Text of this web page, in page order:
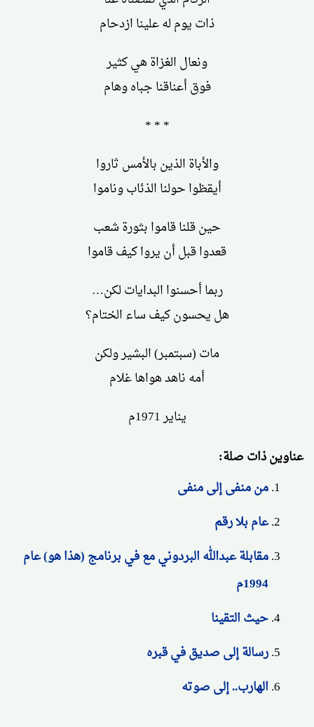
ذات يوم له علينا ازدحام
ونعال الغزاة هي كثير
فوق أعناقنا جباه وهام
* * *
والأباة الذين بالأمس ثاروا
أيقظوا حولنا الذئاب وناموا
حين قلنا قاموا بثورة شعب
قعدوا قبل أن يروا كيف قاموا
ربما أحسنوا البدايات لكن…
هل يحسون كيف ساء الختام؟
مات (سبتمبر) البشير ولكن
أمه ناهد هواها غلام
يناير 1971م
عناوين ذات صلة:
من منفى إلى منفى
عام بلا رقم
مقابلة عبدالله البردوني مع في برنامج (هذا هو) عام
1994م
حيث التقينا
رسالة إلى صديق في قبره
الهارب.. إلى صوته